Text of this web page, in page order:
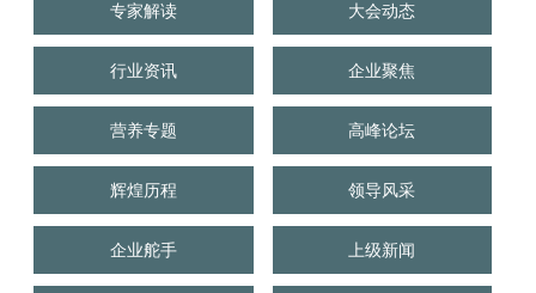
专家解读 大会动态
行业资讯 企业聚焦
营养专题 高峰论坛
辉煌历程 领导风采
企业舵手 上级新闻